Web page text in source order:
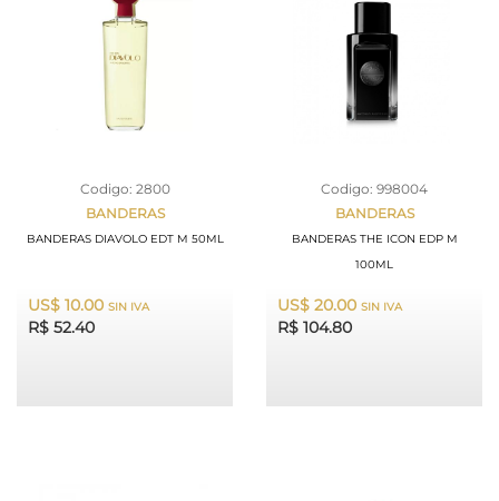
Codigo: 2800
BANDERAS
BANDERAS DIAVOLO EDT M 50ML
US$ 10.00 SIN IVA
R$ 52.40
Codigo: 998004
BANDERAS
BANDERAS THE ICON EDP M
100ML
US$ 20.00 SIN IVA
R$ 104.80